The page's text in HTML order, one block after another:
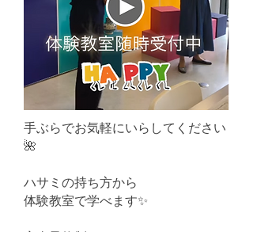
手ぶらでお気軽にいらしてください
🌺
ハサミの持ち方から
体験教室で学べます✨